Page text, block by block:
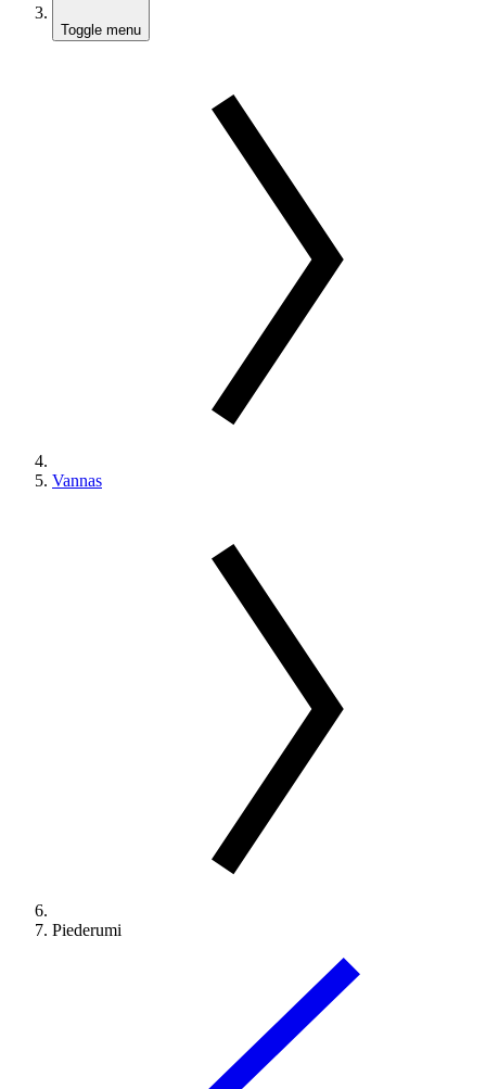
Toggle menu
Vannas
Piederumi